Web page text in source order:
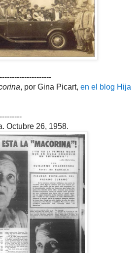
, por Gina Picart, en el blog Hija
Octubre 26, 1958.